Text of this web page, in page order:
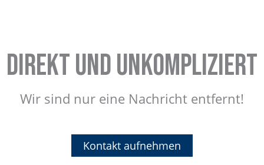
Direkt und unkompliziert
Wir sind nur eine Nachricht entfernt!
Kontakt aufnehmen